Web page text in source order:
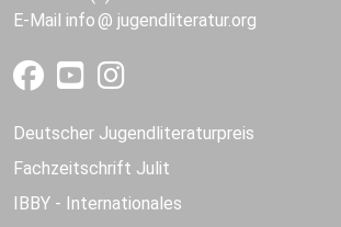
E-Mail info jugendliteratur.org
Deutscher Jugendliteraturpreis
Fachzeitschrift Julit
IBBY - Internationales